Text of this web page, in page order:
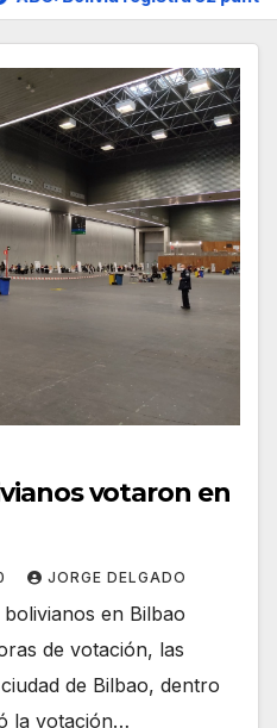
votaron en
JORGE DELGADO
en Bilbao
de votación, las
de Bilbao, dentro
la votación…